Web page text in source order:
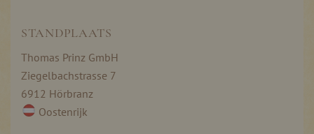
STANDPLAATS
Thomas Prinz GmbH
Ziegelbachstrasse 7
6912 Hörbranz
Oostenrijk